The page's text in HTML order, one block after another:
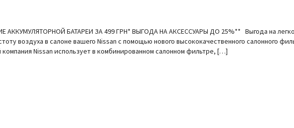
БАТАРЕИ ЗА 499 ГРН* ВЫГОДА НА АКСЕССУАРЫ ДО 25%** Выгода на
воздуха в салоне вашего Nissan с помощью нового высококачественного салонного
Nissan использует в комбинированном салонном фильтре, […]